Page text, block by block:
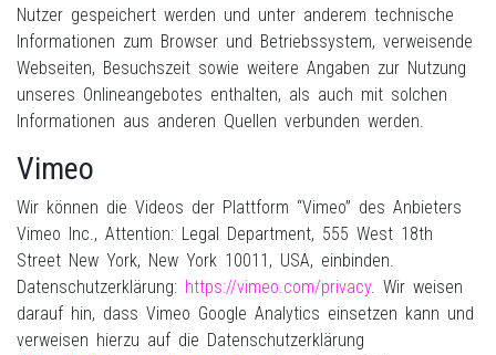
Nutzer gespeichert werden und unter anderem technische
Informationen zum Browser und Betriebssystem, verweisende
Webseiten, Besuchszeit sowie weitere Angaben zur Nutzung
unseres Onlineangebotes enthalten, als auch mit solchen
Informationen aus anderen Quellen verbunden werden.
Vimeo
Wir können die Videos der Plattform “Vimeo” des Anbieters
Vimeo Inc., Attention: Legal Department, 555 West 18th
Street New York, New York 10011, USA, einbinden.
Datenschutzerklärung: https://vimeo.com/privacy. Wir weisen
darauf hin, dass Vimeo Google Analytics einsetzen kann und
verweisen hierzu auf die Datenschutzerklärung